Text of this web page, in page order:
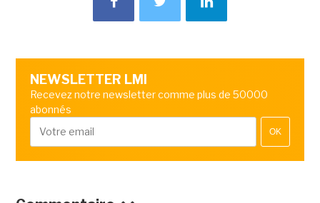
NEWSLETTER LMI
Recevez notre newsletter comme plus de 50000
abonnés
OK